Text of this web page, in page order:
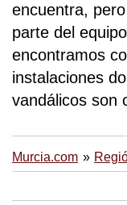
encuentra,
parte del
encontramos
instalaciones
vandálicos son
Murcia.com